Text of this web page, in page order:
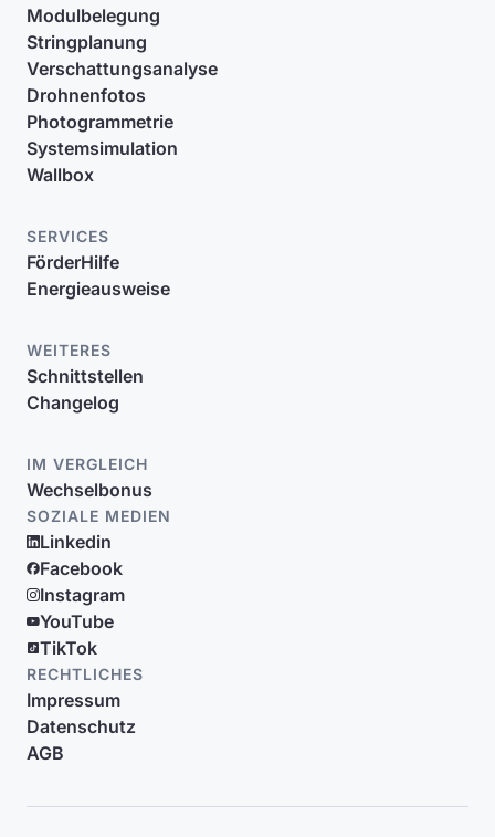
Modulbelegung
Stringplanung
Verschattungsanalyse
Drohnenfotos
Photogrammetrie
Systemsimulation
Wallbox
SERVICES
FörderHilfe
Energieausweise
WEITERES
Schnittstellen
Changelog
IM VERGLEICH
Wechselbonus
SOZIALE MEDIEN
Linkedin
Facebook
Instagram
YouTube
TikTok
RECHTLICHES
Impressum
Datenschutz
AGB